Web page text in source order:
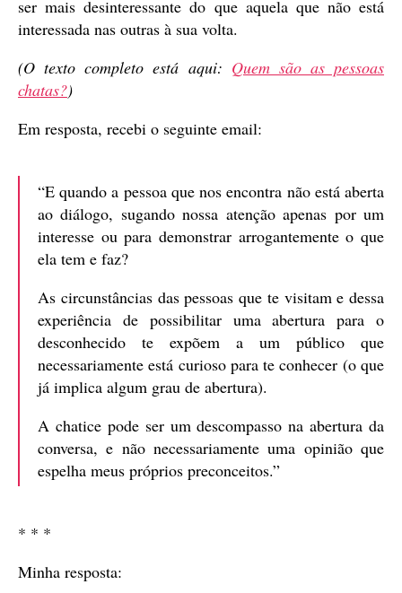
ser mais desinteressante do que aquela que não está
interessada nas outras à sua volta.
(O texto completo está aqui: Quem são as pessoas
chatas?)
Em resposta, recebi o seguinte email:
“E quando a pessoa que nos encontra não está aberta
ao diálogo, sugando nossa atenção apenas por um
interesse ou para demonstrar arrogantemente o que
ela tem e faz?
As circunstâncias das pessoas que te visitam e dessa
experiência de possibilitar uma abertura para o
desconhecido te expõem a um público que
necessariamente está curioso para te conhecer (o que
já implica algum grau de abertura).
A chatice pode ser um descompasso na abertura da
conversa, e não necessariamente uma opinião que
espelha meus próprios preconceitos.”
* * *
Minha resposta: